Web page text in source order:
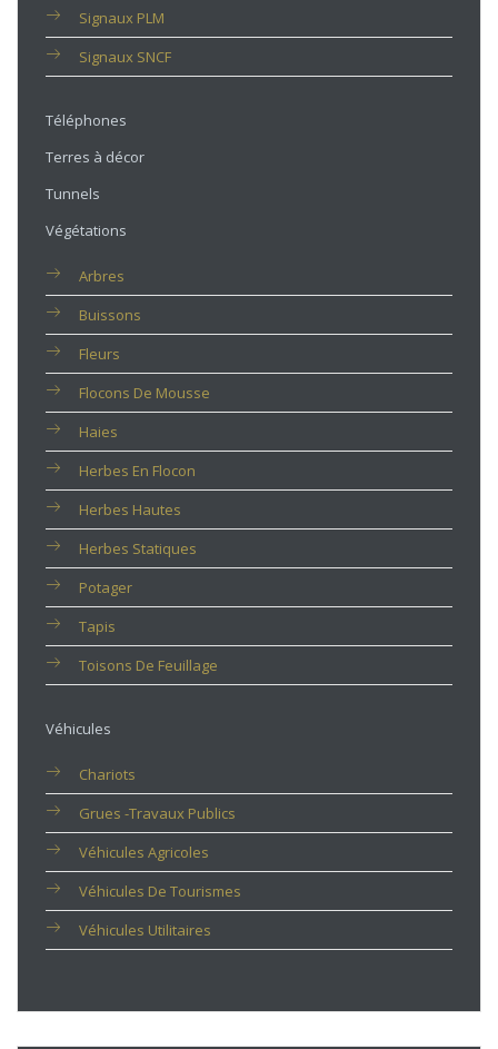
Signaux PLM
Signaux SNCF
Téléphones
Terres à décor
Tunnels
Végétations
Arbres
Buissons
Fleurs
Flocons De Mousse
Haies
Herbes En Flocon
Herbes Hautes
Herbes Statiques
Potager
Tapis
Toisons De Feuillage
Véhicules
Chariots
Grues -travaux Publics
Véhicules Agricoles
Véhicules De Tourismes
Véhicules Utilitaires